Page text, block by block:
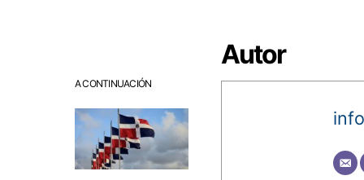
A CONTINUACIÓN
Autor